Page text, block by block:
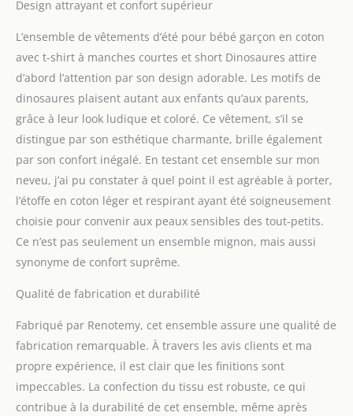
séances de photographie
de fête prénatale et des
cadeaux. Design élégant :
barboteuse classique
pour bébé garçon avec
design spécial aux
épaules superposées,
facile à porter. Pantalon
large à taille élastique, ni
de vêtements pour bébé
garçon très cool et
tendance. Toutes les
occasions : convient pour
le printemps, l'automne
et l'hiver. Parfait pour les
tenues de bébé à la
maison, les fêtes
l'extérieur, le parc, les
activités sportives, les
fêtes, les dîners, les
journées de famille, les
Design attrayant et confort supérieur
L’ensemble de vêtements d’été pour bébé garçon en coton
avec t-shirt à manches courtes et short Dinosaures attire
d’abord l’attention par son design adorable. Les motifs de
dinosaures plaisent autant aux enfants qu’aux parents,
grâce à leur look ludique et coloré. Ce vêtement, s’il se
distingue par son esthétique charmante, brille également
par son confort inégalé. En testant cet ensemble sur mon
neveu, j’ai pu constater à quel point il est agréable à porter,
l’étoffe en coton léger et respirant ayant été soigneusement
choisie pour convenir aux peaux sensibles des tout-petits.
Ce n’est pas seulement un ensemble mignon, mais aussi
synonyme de confort suprême.
Qualité de fabrication et durabilité
Fabriqué par Renotemy, cet ensemble assure une qualité de
fabrication remarquable. À travers les avis clients et ma
propre expérience, il est clair que les finitions sont
impeccables. La confection du tissu est robuste, ce qui
contribue à la durabilité de cet ensemble, même après